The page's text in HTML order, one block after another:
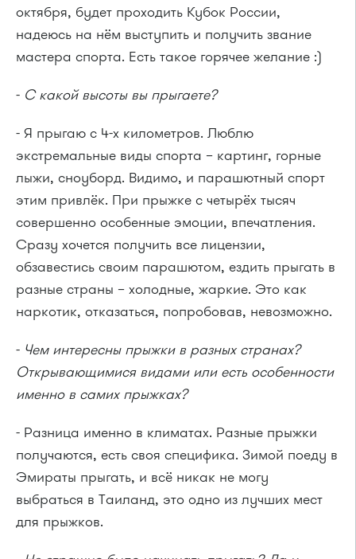
октября, будет проходить Кубок России,
надеюсь на нём выступить и получить звание
мастера спорта. Есть такое горячее желание :)
- С какой высоты вы прыгаете?
- Я прыгаю с 4-х километров. Люблю
экстремальные виды спорта – картинг, горные
лыжи, сноуборд. Видимо, и парашютный спорт
этим привлёк. При прыжке с четырёх тысяч
совершенно особенные эмоции, впечатления.
Сразу хочется получить все лицензии,
обзавестись своим парашютом, ездить прыгать в
разные страны – холодные, жаркие. Это как
наркотик, отказаться, попробовав, невозможно.
- Чем интересны прыжки в разных странах?
Открывающимися видами или есть особенности
именно в самих прыжках?
- Разница именно в климатах. Разные прыжки
получаются, есть своя специфика. Зимой поеду в
Эмираты прыгать, и всё никак не могу
выбраться в Таиланд, это одно из лучших мест
для прыжков.